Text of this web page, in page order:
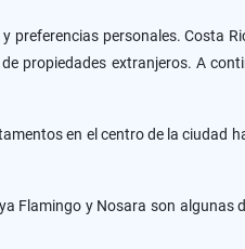
preferencias personales. Costa
propiedades extranjeros. A
en el centro de la ciudad
Flamingo y Nosara son algunas